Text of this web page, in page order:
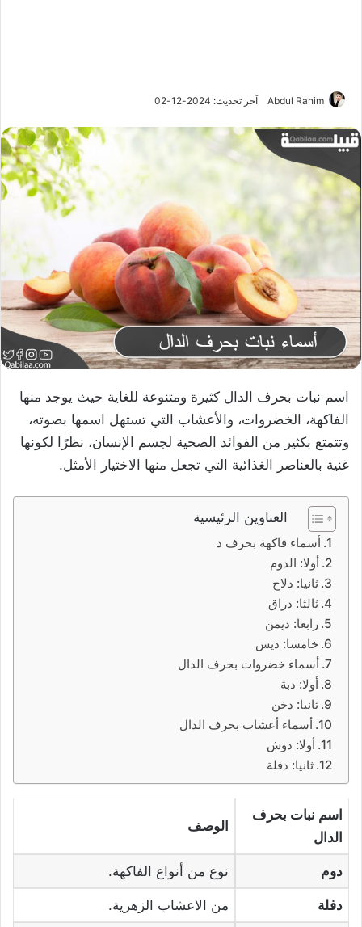
Abdul Rahim آخر تحديث: 2024-12-02
اسم نبات بحرف الدال كثيرة ومتنوعة للغاية حيث يوجد منها
الفاكهة، الخضروات، والأعشاب التي تستهل اسمها بصوته،
وتتمتع بكثير من الفوائد الصحية لجسم الإنسان، نظرًا لكونها
غنية بالعناصر الغذائية التي تجعل منها الاختيار الأمثل.
العناوين الرئيسية
أسماء فاكهة بحرف د
أولا: الدوم
ثانيا: دلاح
ثالثا: دراق
رابعا: ديمن
خامسا: ديس
أسماء خضروات بحرف الدال
أولا: دبة
ثانيا: دخن
أسماء أعشاب بحرف الدال
أولا: دوش
ثانيا: دفلة
اسم نبات بحرف
الدال
الوصف
دوم نوع من أنواع الفاكهة.
دفلة من الاعشاب الزهرية.